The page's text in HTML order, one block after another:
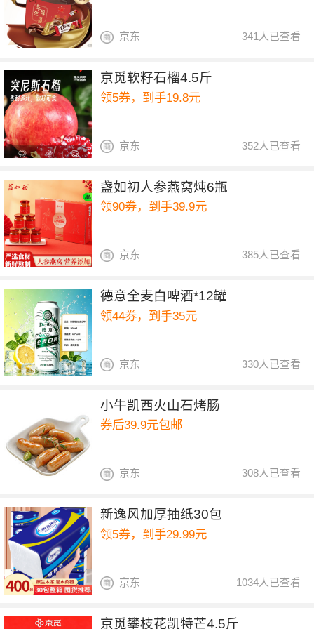
341人已查看
京东
京觅软籽石榴4.5斤
领5券，到手19.8元
352人已查看
京东
盏如初人参燕窝炖6瓶
领90券，到手39.9元
385人已查看
京东
德意全麦白啤酒*12罐
领44券，到手35元
330人已查看
京东
小牛凯西火山石烤肠
券后39.9元包邮
308人已查看
京东
新逸风加厚抽纸30包
领5券，到手29.99元
1034人已查看
京东
京觅攀枝花凯特芒4.5斤